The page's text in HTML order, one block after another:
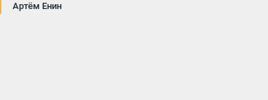
Артём Енин